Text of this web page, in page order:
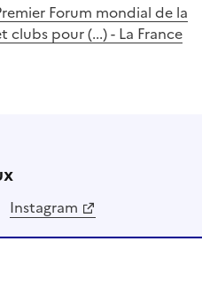
Forum mondial de la
clubs pour (...) - La France
Instagram